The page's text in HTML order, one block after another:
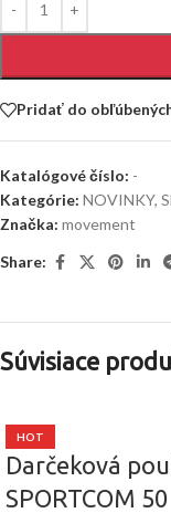
Pridať do
Katalógové číslo: -
Kategórie: NOVINKY,
Značka: movement
Share:
Súvisiace
HOT
Darčeková
SPORTCOM 50